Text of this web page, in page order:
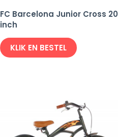
FC Barcelona Junior Cross 20
inch
KLIK EN BESTEL